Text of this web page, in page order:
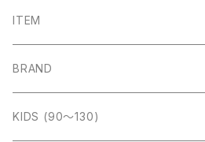
ITEM
outer
tops
BRAND
Amber (kids)
KIDS (90〜130)